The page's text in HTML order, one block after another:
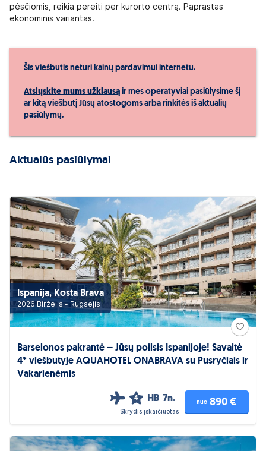
pėsčiomis, reikia pereiti per kurorto centrą. Paprastas
ekonominis variantas.
Šis viešbutis neturi kainų pardavimui internetu.
Atsiųskite mums užklausą ir mes operatyviai pasiūlysime šį
ar kitą viešbutį Jūsų atostogoms arba rinkitės iš aktualių
pasiūlymų.
Aktualūs pasiūlymai
Ispanija, Kosta Brava
2026 Birželis - Rugsėjis
Barselonos pakrantė – Jūsų poilsis Ispanijoje! Savaitė
4* viešbutyje AQUAHOTEL ONABRAVA su Pusryčiais ir
Vakarienėmis
4 HB 7n.
Skrydis įskaičiuotas
nuo 890 €